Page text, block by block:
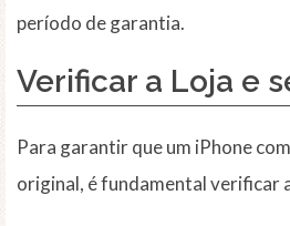
período de garantia.
Verificar a Loja e
Para garantir que um iPhone
original, é fundamental verificar